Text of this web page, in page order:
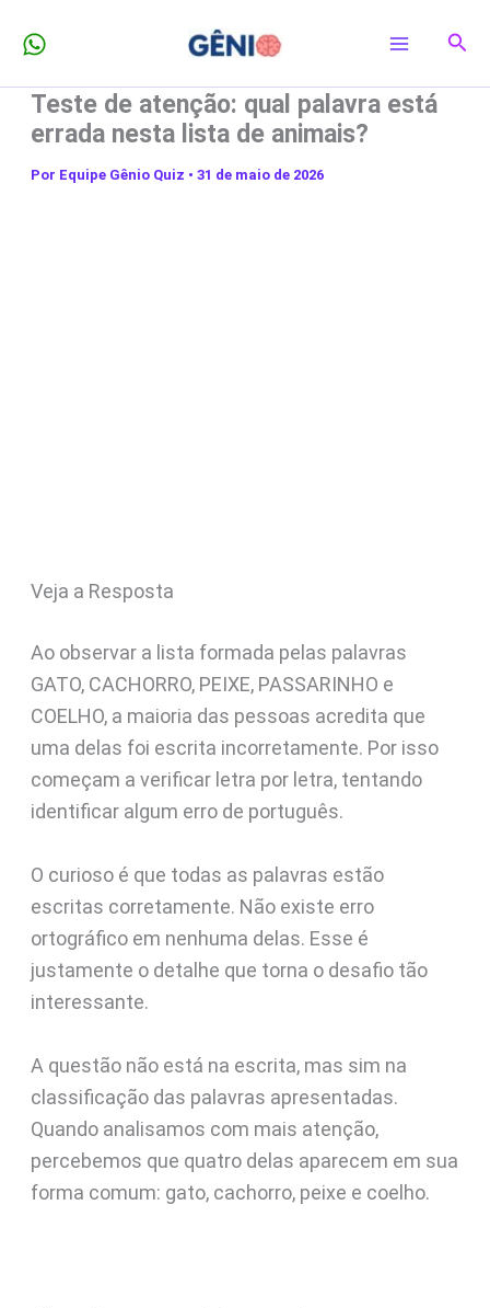
para
conteúdo
Teste de atenção: qual palavra está
errada nesta lista de animais?
Por Equipe Gênio Quiz • 31 de maio de 2026
Veja a Resposta
Ao observar a lista formada pelas palavras
GATO, CACHORRO, PEIXE, PASSARINHO e
COELHO, a maioria das pessoas acredita que
uma delas foi escrita incorretamente. Por isso
começam a verificar letra por letra, tentando
identificar algum erro de português.
O curioso é que todas as palavras estão
escritas corretamente. Não existe erro
ortográfico em nenhuma delas. Esse é
justamente o detalhe que torna o desafio tão
interessante.
A questão não está na escrita, mas sim na
classificação das palavras apresentadas.
Quando analisamos com mais atenção,
percebemos que quatro delas aparecem em sua
forma comum: gato, cachorro, peixe e coelho.